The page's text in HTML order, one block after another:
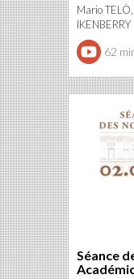
Mario
IKENBERRY
62
Séance